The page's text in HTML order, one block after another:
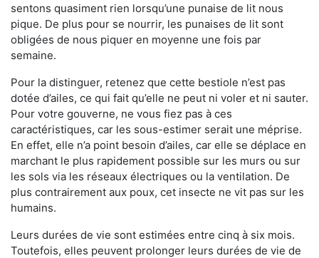
sentons quasiment rien lorsqu’une punaise de lit nous
pique. De plus pour se nourrir, les punaises de lit sont
obligées de nous piquer en moyenne une fois par
semaine.
Pour la distinguer, retenez que cette bestiole n’est pas
dotée d’ailes, ce qui fait qu’elle ne peut ni voler et ni sauter.
Pour votre gouverne, ne vous fiez pas à ces
caractéristiques, car les sous-estimer serait une méprise.
En effet, elle n’a point besoin d’ailes, car elle se déplace en
marchant le plus rapidement possible sur les murs ou sur
les sols via les réseaux électriques ou la ventilation. De
plus contrairement aux poux, cet insecte ne vit pas sur les
humains.
Leurs durées de vie sont estimées entre cinq à six mois.
Toutefois, elles peuvent prolonger leurs durées de vie de